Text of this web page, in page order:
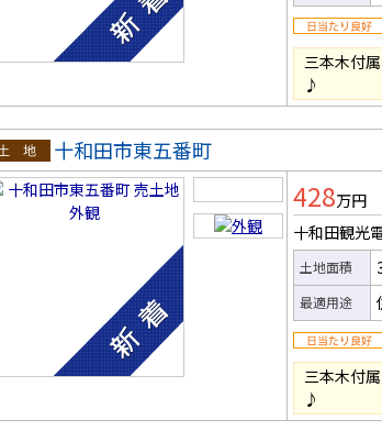
三本木付
♪
地
十和田市東五番町
428万円
十和田観光
土地面積
最適用途
三本木付
♪